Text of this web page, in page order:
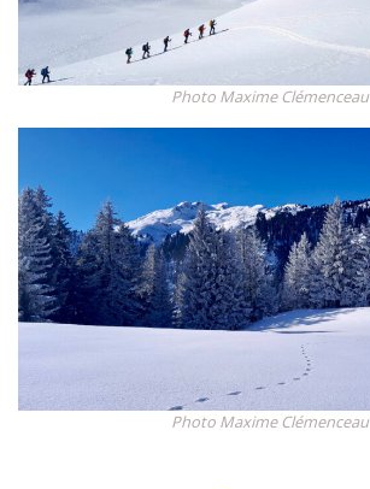
Photo Maxime Clémenceau
Photo Maxime Clémenceau